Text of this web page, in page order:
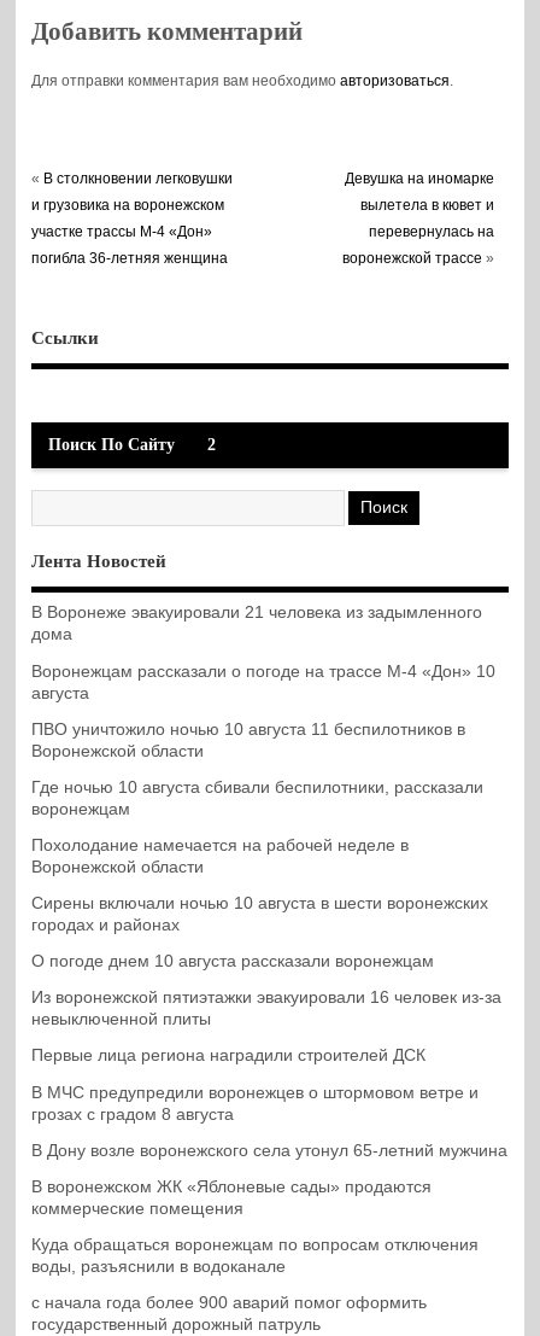
срочных сборах
Добавить комментарий
Для отправки комментария вам необходимоавторизоваться.
« В столкновении легковушки
и грузовика на воронежском
участке трассы М-4 «Дон»
погибла 36-летняя женщина
Девушка на иномарке
вылетела в кювет и
перевернулась на
воронежской трассе »
Ссылки
Поиск По Сайту 2
Лента Новостей
В Воронеже эвакуировали 21 человека из задымленного
дома
Воронежцам рассказали о погоде на трассе М-4 «Дон» 10
августа
ПВО уничтожило ночью 10 августа 11 беспилотников в
Воронежской области
Где ночью 10 августа сбивали беспилотники, рассказали
воронежцам
Похолодание намечается на рабочей неделе в
Воронежской области
Сирены включали ночью 10 августа в шести воронежских
городах и районах
О погоде днем 10 августа рассказали воронежцам
Из воронежской пятиэтажки эвакуировали 16 человек из-за
невыключенной плиты
Первые лица региона наградили строителей ДСК
В МЧС предупредили воронежцев о штормовом ветре и
грозах с градом 8 августа
В Дону возле воронежского села утонул 65-летний мужчина
В воронежском ЖК «Яблоневые сады» продаются
коммерческие помещения
Куда обращаться воронежцам по вопросам отключения
воды, разъяснили в водоканале
с начала года более 900 аварий помог оформить
государственный дорожный патруль